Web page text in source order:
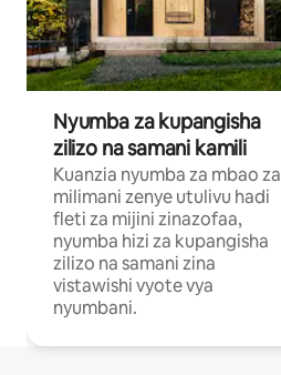
Nyumba za kupangisha
zilizo na samani kamili
Kuanzia nyumba za mbao za
milimani zenye utulivu hadi
fleti za mijini zinazofaa,
nyumba hizi za kupangisha
zilizo na samani zina
vistawishi vyote vya
nyumbani.